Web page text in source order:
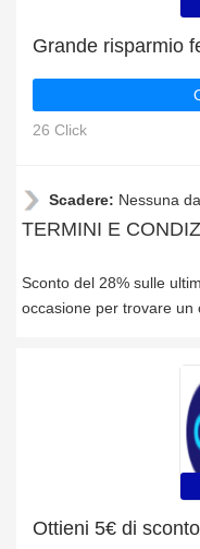
26 Click
Scadere: Nessuna
TERMINI E
Sconto del 28% sulle
occasione per trovare
Ottieni 5€ di